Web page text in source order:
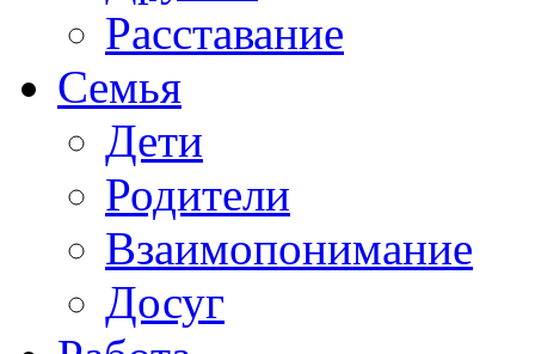
Расставание
Семья
Дети
Родители
Взаимопонимание
Досуг